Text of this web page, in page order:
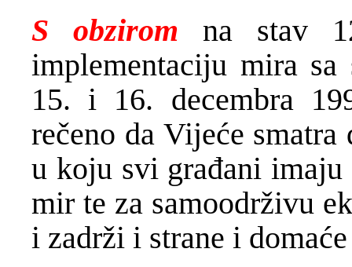
S obzirom na stav
implementaciju mira sa
15. i 16. decembra
rečeno da Vijeće smatra
u koju svi građani
mir te za samoodrživu
i zadrži i strane i